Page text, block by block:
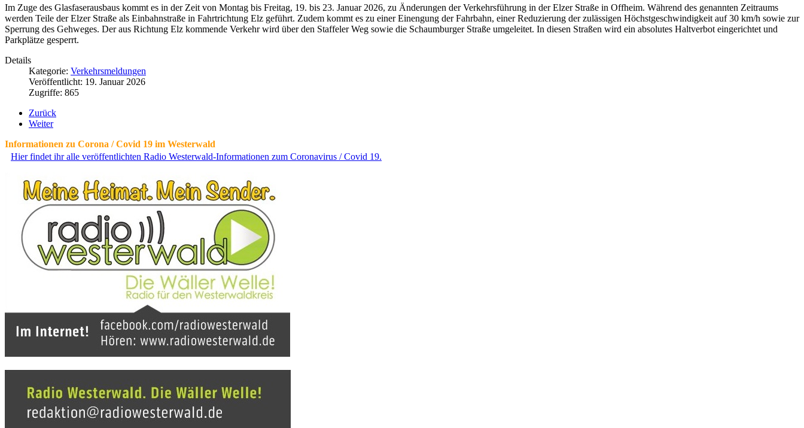
Im Zuge des Glasfaserausbaus kommt es in der Zeit von Montag bis Freitag, 19. bis 23. Januar 2026, zu Änderungen der Verkehrsführung in der Elzer Straße in Offheim. Während des genannten Zeitraums
werden Teile der Elzer Straße als Einbahnstraße in Fahrtrichtung Elz geführt. Zudem kommt es zu einer Einengung der Fahrbahn, einer Reduzierung der zulässigen Höchstgeschwindigkeit auf 30 km/h sowie zur
Sperrung des Gehweges. Der aus Richtung Elz kommende Verkehr wird über den Staffeler Weg sowie die Schaumburger Straße umgeleitet. In diesen Straßen wird ein absolutes Haltverbot eingerichtet und
Parkplätze gesperrt.
Details
Kategorie: Verkehrsmeldungen
Veröffentlicht: 19. Januar 2026
Zugriffe: 865
Zurück
Weiter
Informationen zu Corona / Covid 19 im Westerwald
Hier findet ihr alle veröffentlichten Radio Westerwald-Informationen zum Coronavirus / Covid 19.